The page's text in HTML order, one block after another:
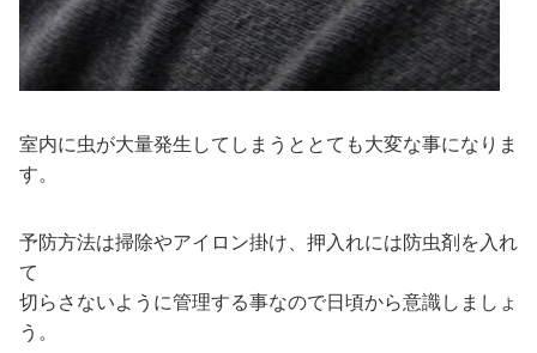
室内に虫が大量発生してしまうととても大変な事になりま
す。
予防方法は掃除やアイロン掛け、押入れには防虫剤を入れ
て
切らさないように管理する事なので日頃から意識しましょ
う。